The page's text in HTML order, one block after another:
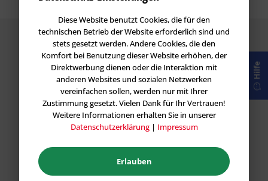
Garantie
Wir stehen hinter unseren Produkten und geben
Ihnen eine Preis-Leistungs Garantie für alle Vietschi
Hilfe
Diese Website benutzt Cookies, die für den
technischen Betrieb der Website erforderlich sind und
stets gesetzt werden. Andere Cookies, die den
Komfort bei Benutzung dieser Website erhöhen, der
Direktwerbung dienen oder die Interaktion mit
anderen Websites und sozialen Netzwerken
vereinfachen sollen, werden nur mit Ihrer
Zustimmung gesetzt. Vielen Dank für Ihr Vertrauen!
Weitere Informationen erhalten Sie in unserer
Datenschutzerklärung| Impressum
Erlauben